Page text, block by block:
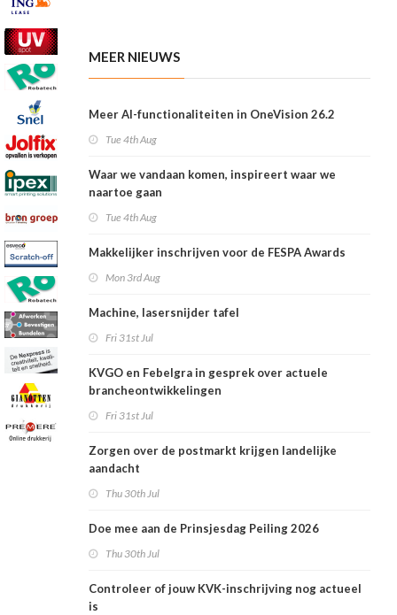
MEER NIEUWS
Meer AI-functionaliteiten in OneVision 26.2
Tue 4th Aug
Waar we vandaan komen, inspireert waar we
naartoe gaan
Tue 4th Aug
Makkelijker inschrijven voor de FESPA Awards
Mon 3rd Aug
Machine, lasersnijder tafel
Fri 31st Jul
KVGO en Febelgra in gesprek over actuele
brancheontwikkelingen
Fri 31st Jul
Zorgen over de postmarkt krijgen landelijke
aandacht
Thu 30th Jul
Doe mee aan de Prinsjesdag Peiling 2026
Thu 30th Jul
Controleer of jouw KVK-inschrijving nog actueel
is